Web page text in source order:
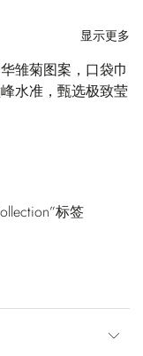
显示更多
雏菊图案，口袋巾
水准，甄选极致莹
标签